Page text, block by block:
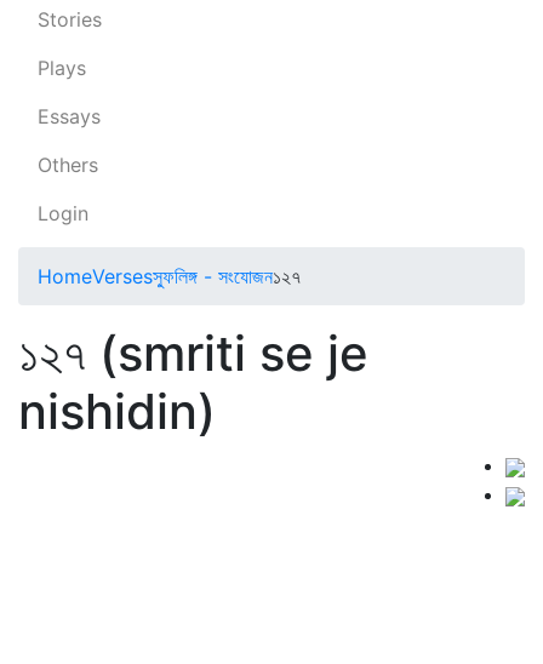
Stories
Plays
Essays
Others
Login
HomeVersesস্ফুলিঙ্গ - সংযোজন১২৭
১২৭ (smriti se je
nishidin)